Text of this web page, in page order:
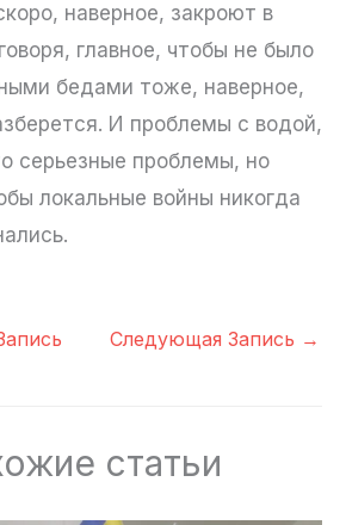
наверное, закроют в
главное, чтобы не было
бедами тоже, наверное,
И проблемы с водой,
серьезные проблемы, но
локальные войны никогда
Следующая Запись →
статьи